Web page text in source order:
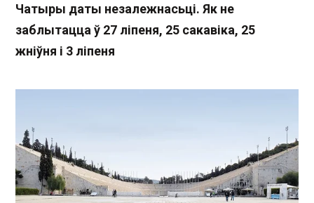
Чатыры даты незалежнасьці. Як не
заблытацца ў 27 ліпеня, 25 сакавіка, 25
жніўня і 3 ліпеня